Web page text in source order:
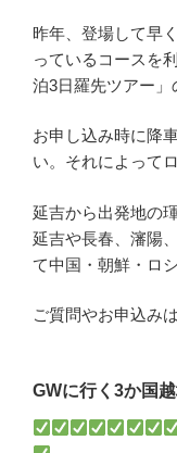
昨年、登場して早
っているコースを
泊3日羅先ツアー」
お申し込み時に降
い。それによって
延吉から出発地の
延吉や長春、瀋陽
て中国・朝鮮・ロ
ご質問やお申込みは
GWに行く3か国